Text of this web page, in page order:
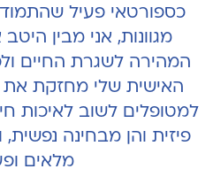
כספורטאי פעיל
מגוונות, אני מבין
המהירה לשגרת החיים
האישית שלי מחזקת את
למטופלים לשוב לאיכות
פיזית והן מבחינה
מלאים